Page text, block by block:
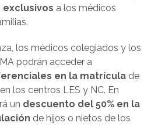
exclusivos a los médicos
los médicos colegiados y los
podrán acceder a
en la matrícula de
en los centros LES y NC. En
un descuento del 50% en la
de hijos o nietos de los